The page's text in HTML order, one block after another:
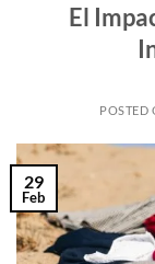
El
POSTED
29
Feb